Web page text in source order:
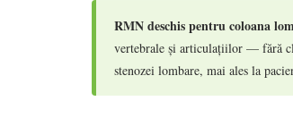
RMN deschis pentru coloana
vertebrale și articulațiilor — fără
stenozei lombare, mai ales la